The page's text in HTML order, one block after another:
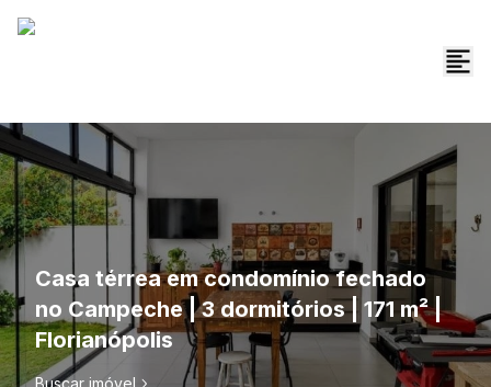
Casa térrea em condomínio fechado
no Campeche | 3 dormitórios | 171 m² |
Florianópolis
Buscar imóvel